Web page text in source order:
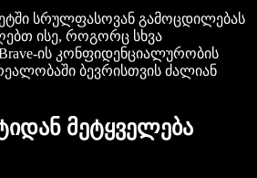
სრულფასოვან გამოცდილებას
ისე, როგორც სხვა
ის კონფიდენციალურობის
ბევრისთვის ძალიან
მეტყველება